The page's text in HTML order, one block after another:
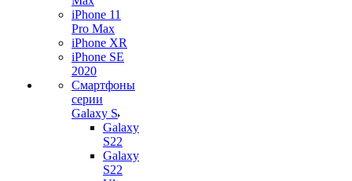
iPhone 11
Pro Max
iPhone XR
iPhone SE
2020
Смартфоны
серии
Galaxy S
Galaxy
S22
Galaxy
S22